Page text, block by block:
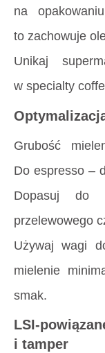
na
to zachowuje
Unikaj
w specialty
Grubość
Do espresso –
Dopasuj do
przelewowego
Używaj wagi
mielenie
smak.
LSI-
i tamper